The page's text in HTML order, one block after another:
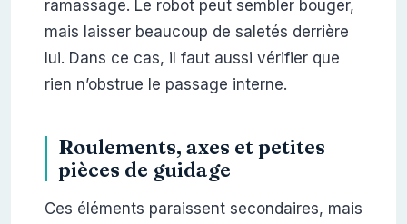
ramassage. Le robot peut sembler bouger,
mais laisser beaucoup de saletés derrière
lui. Dans ce cas, il faut aussi vérifier que
rien n’obstrue le passage interne.
Roulements, axes et petites
pièces de guidage
Ces éléments paraissent secondaires, mais